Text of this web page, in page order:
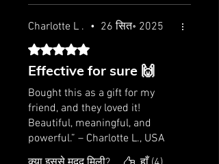
Charlotte L . • 26 सित॰ 2025
5 में से 5 स्टार के रूप में रेट किया गया।
Effective for sure 🙌
Bought this as a gift for my
friend, and they loved it!
Beautiful, meaningful, and
powerful.” – Charlotte L., USA